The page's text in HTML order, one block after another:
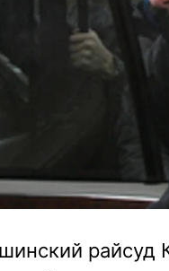
райсуд